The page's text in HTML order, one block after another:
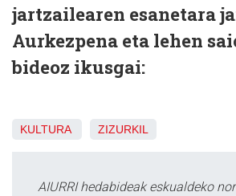
jartzailearen esanetara
Aurkezpena eta lehen
bideoz ikusgai:
KULTURA ZIZURKIL
AIURRI hedabideak eskualdeko